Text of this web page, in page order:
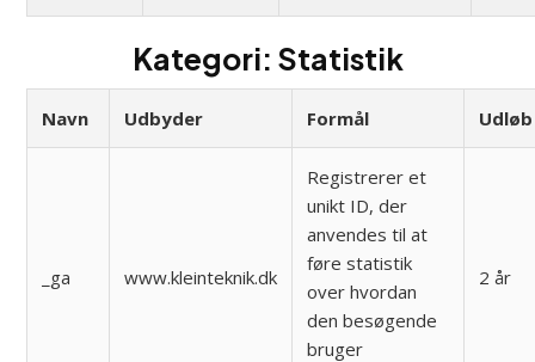
Kategori: Statistik
Navn Udbyder Formål Udløb
_ga www.kleinteknik.dk
Registrerer et
unikt ID, der
anvendes til at
føre statistik
over hvordan
den besøgende
bruger
2 år